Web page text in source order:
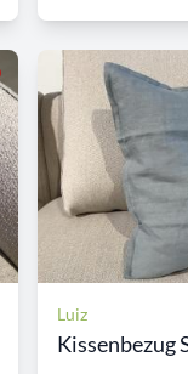
Luiz
Kissenbezug